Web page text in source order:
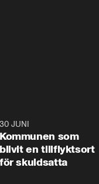
30 JUNI
Kommunen som
blivit en tillflyktsort
för skuldsatta